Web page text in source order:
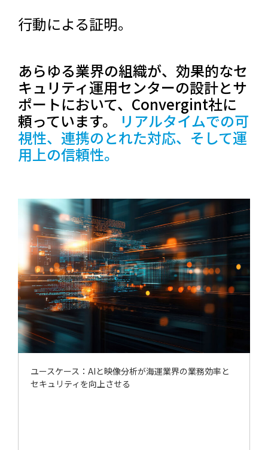
行動による証明。
あらゆる業界の組織が、効果的なセ
キュリティ運用センターの設計とサ
ポートにおいて、Convergint社に
頼っています。
リアルタイムでの可
視性、連携のとれた対応、そして運
用上の信頼性。
ユースケース：AIと映像分析が海運業界の業務効率と
セキュリティを向上させる